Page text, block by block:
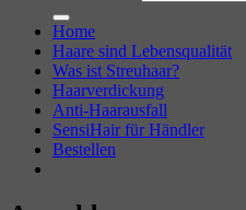
Home
Haare sind Lebensqualität
Was ist Streuhaar?
Haarverdickung
Anti-Haarausfall
SensiHair für Händler
Bestellen